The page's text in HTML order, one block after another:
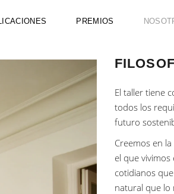
PREMIOS
El taller tiene
todos los
futuro
Creemos en la
el que
cotidianos
natural que lo